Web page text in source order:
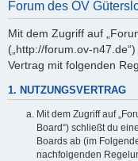
Forum des OV
Mit dem Zugriff auf
(„http://forum.ov-
Vertrag mit folgenden
1. NUTZUNGSVERTRAG
Mit dem Zugriff auf
Board“) schließt du
Boards ab (im
nachfolgenden